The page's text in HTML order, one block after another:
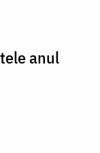
anul